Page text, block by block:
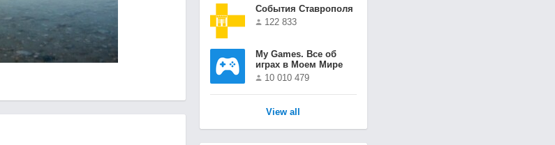
События Ставрополя
122 833
Мy Games. Все об
играх в Моем Мире
10 010 479
View all